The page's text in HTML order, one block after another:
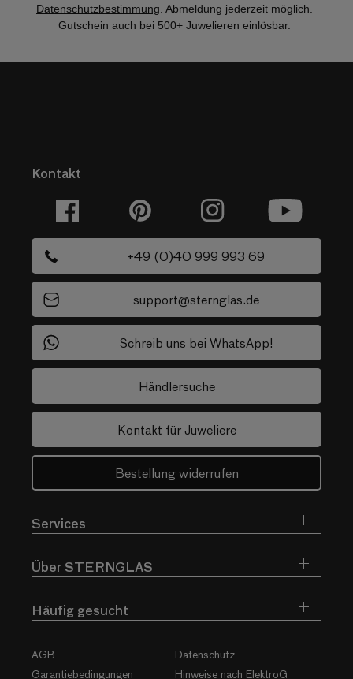
Datenschutzbestimmung. Abmeldung jederzeit möglich.
Gutschein auch bei 500+ Juwelieren einlösbar.
Kontakt
Facebook Pinterest Instagram YouTube
+49 (0)40 999 993 69
support@sternglas.de
Schreib uns bei WhatsApp!
Händlersuche
Kontakt für Juweliere
Bestellung widerrufen
Services
Über STERNGLAS
Häufig gesucht
AGB
Datenschutz
Garantiebedingungen
Hinweise nach ElektroG